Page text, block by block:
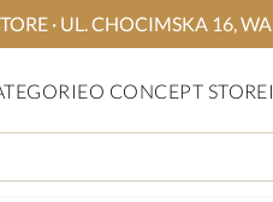
· UL. CHOCIMSKA 16,
O CONCEPT STORE